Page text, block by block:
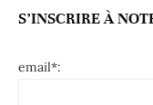
S’INSCRIRE À
email*: